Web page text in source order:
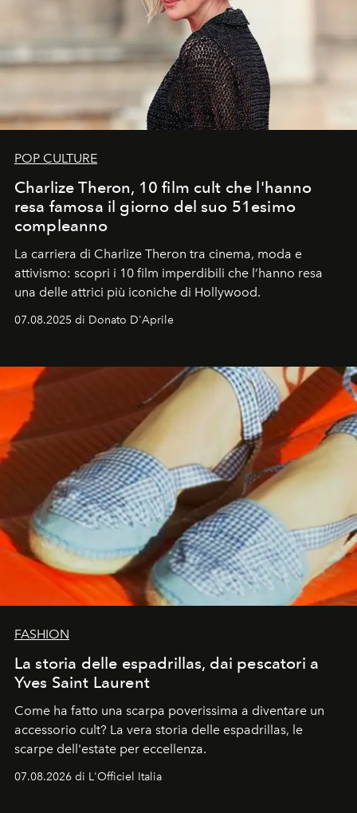
POP CULTURE
Charlize Theron, 10 film cult che l'hanno
resa famosa il giorno del suo 51esimo
compleanno
La carriera di Charlize Theron tra cinema, moda e
attivismo: scopri i 10 film imperdibili che l’hanno resa
una delle attrici più iconiche di Hollywood.
07.08.2025 di Donato D'Aprile
FASHION
La storia delle espadrillas, dai pescatori a
Yves Saint Laurent
Come ha fatto una scarpa poverissima a diventare un
accessorio cult? La vera storia delle espadrillas, le
scarpe dell'estate per eccellenza.
07.08.2026 di L'Officiel Italia